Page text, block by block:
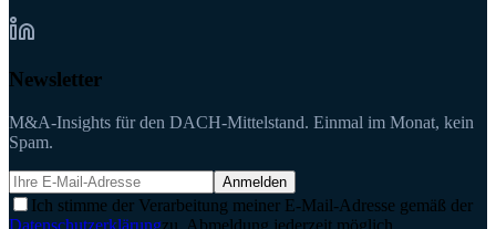
Newsletter
M&A-Insights für den DACH-Mittelstand. Einmal im Monat, kein
Spam.
Anmelden
Ich stimme der Verarbeitung meiner E-Mail-Adresse gemäß der
Datenschutzerklärungzu. Abmeldung jederzeit möglich.